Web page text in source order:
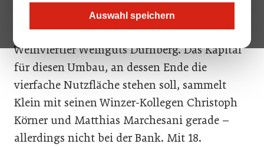
Auswahl speichern
Lese 2018 wollen wir schon im neuen Keller
verarbeiten“, meint der Gesellschafter des
Weinviertler Weinguts Dürnberg. Das Kapital
für diesen Umbau, an dessen Ende die
vierfache Nutzfläche stehen soll, sammelt
Klein mit seinen Winzer-Kollegen Christoph
Körner und Matthias Marchesani gerade –
allerdings nicht bei der Bank. Mit 18.